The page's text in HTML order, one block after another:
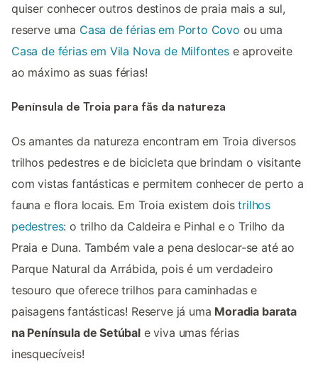
quiser conhecer outros destinos de praia mais a sul,
reserve uma Casa de férias em Porto Covo ou uma
Casa de férias em Vila Nova de Milfontese aproveite
ao máximo as suas férias!
Península de Troia para fãs da natureza
Os amantes da natureza encontram em Troia diversos
trilhos pedestres e de bicicleta que brindam o visitante
com vistas fantásticas e permitem conhecer de perto a
fauna e flora locais. Em Troia existem doistrilhos
pedestres: o trilho da Caldeira e Pinhal e o Trilho da
Praia e Duna. Também vale a pena deslocar-se até ao
Parque Natural da Arrábida, pois é um verdadeiro
tesouro que oferece trilhos para caminhadas e
paisagens fantásticas! Reserve já uma Moradia barata
na Península de Setúbale viva umas férias
inesquecíveis!